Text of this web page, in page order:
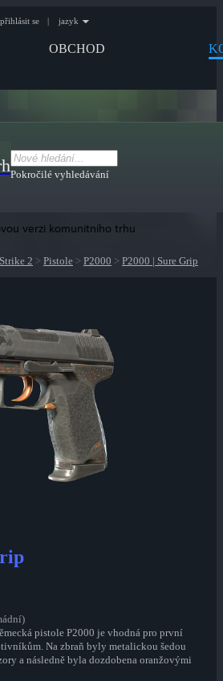
OBCHOD
přihlásit se | jazyk
Pokročilé vyhledávání
verzi komunitního trhu
2 > Pistole > P2000 > P2000 | Sure Grip
pistole P2000 je vhodná pro první
Na zbraň byly metalickou šedou
a následně byla dozdobena oranžovými